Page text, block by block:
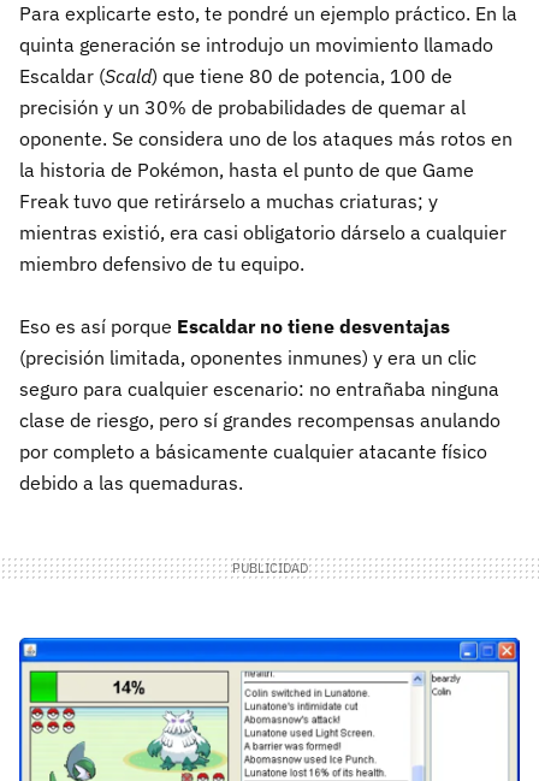
Para explicarte esto, te pondré un ejemplo práctico. En la
quinta generación se introdujo un movimiento llamado
Escaldar (Scald) que tiene 80 de potencia, 100 de
precisión y un 30% de probabilidades de quemar al
oponente. Se considera uno de los ataques más rotos en
la historia de Pokémon, hasta el punto de que Game
Freak tuvo que retirárselo a muchas criaturas; y
mientras existió, era casi obligatorio dárselo a cualquier
miembro defensivo de tu equipo.
Eso es así porque Escaldar no tiene desventajas
(precisión limitada, oponentes inmunes) y era un clic
seguro para cualquier escenario: no entrañaba ninguna
clase de riesgo, pero sí grandes recompensas anulando
por completo a básicamente cualquier atacante físico
debido a las quemaduras.